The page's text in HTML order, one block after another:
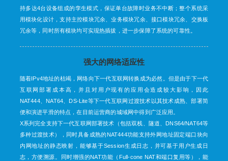
持多达4台设备组成的孪生模式，保证单台故障时业务不中断；整个系统采
用模块化设计，支持主控模块冗余、业务模块冗余、接口模块冗余、交换板
冗余等，同时所有模块均可实现热插拔，进一步保障了系统的可靠性。
强大的网络适应性
随着IPv4地址的枯竭，网络向下一代互联网转换成为必然。但是由于下一代
互联网部署成本高，并且对用户现有的应用会造成较大影响，因此
NAT444、NAT64、DS-Lite等下一代互联网过渡技术以其技术成熟、部署简
便和演进平滑的特点，在目前运营商的城域网中得到广泛应用。
X系列完全支持下一代互联网部署技术（包括双栈、隧道、DNS64/NAT64等
多种过渡技术），同时具备成熟的NAT444功能支持外网地址固定端口块向
内网地址的静态映射，能够基于Session生成日志，并可基于用户生成日
志，方便溯源。同时增强的NAT功能（Full-cone NAT和端口复用等），能